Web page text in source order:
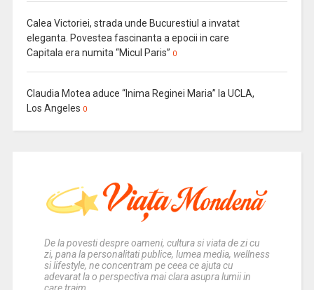
Calea Victoriei, strada unde Bucurestiul a invatat
eleganta. Povestea fascinanta a epocii in care
Capitala era numita “Micul Paris” 0
Claudia Motea aduce “Inima Reginei Maria” la UCLA,
Los Angeles 0
De la povesti despre oameni, cultura si viata de zi cu
zi, pana la personalitati publice, lumea media, wellness
si lifestyle, ne concentram pe ceea ce ajuta cu
adevarat la o perspectiva mai clara asupra lumii in
care traim.